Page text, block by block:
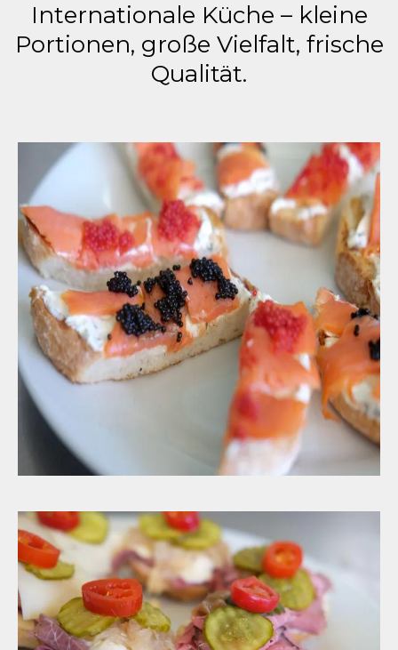
Internationale Küche – kleine
Portionen, große Vielfalt, frische
Qualität.